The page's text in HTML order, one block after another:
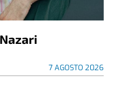
7 AGOSTO 2026